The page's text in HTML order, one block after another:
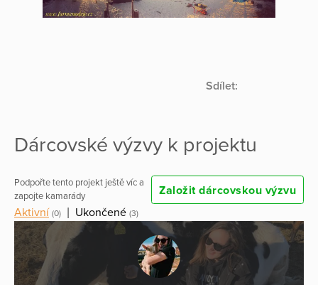
Sdílet:
Dárcovské výzvy k projektu
Podpořte tento projekt ještě víc a
zapojte kamarády
Založit dárcovskou výzvu
Aktivní (0) | Ukončené (3)